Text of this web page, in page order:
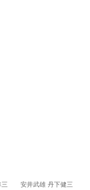
安井武雄 丹下健三